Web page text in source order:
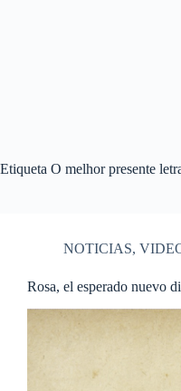
Etiqueta O melhor presente
NOTICIAS,
Rosa, el esperado nuevo